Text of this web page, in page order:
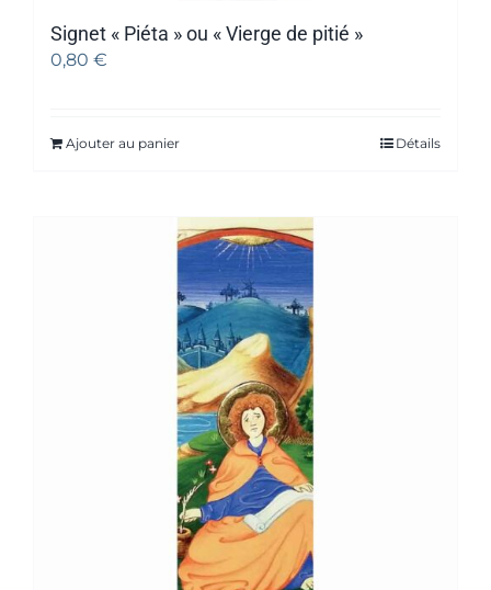
Signet « Piéta » ou « Vierge de pitié »
0,80 €
Ajouter au panier Détails